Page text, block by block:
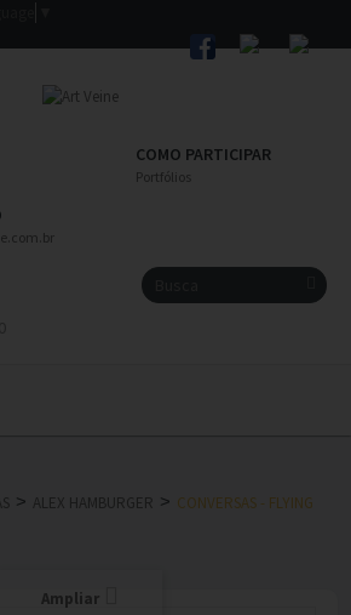
COMO PARTICIPAR
Portfólios
> ALEX HAMBURGER > CONVERSAS - FLYING
Ampliar